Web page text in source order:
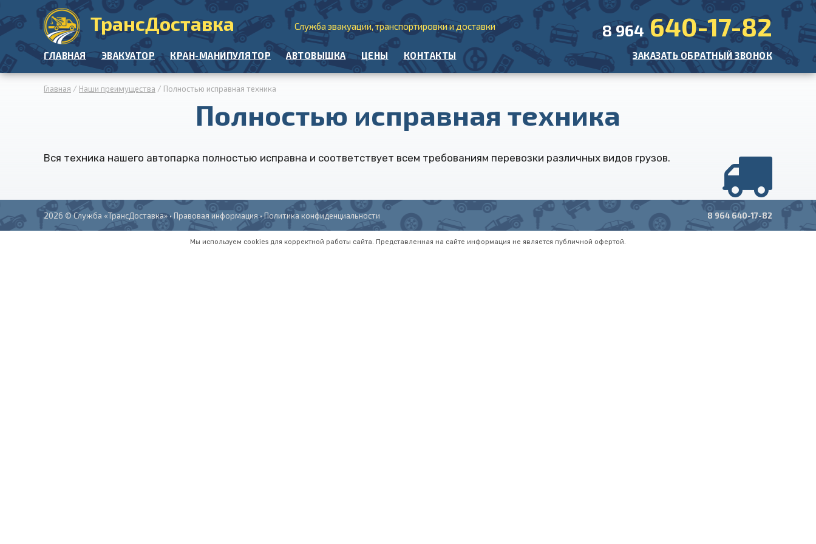
ТрансДоставка Служба эвакуации, транспортировки и доставки 8 964 640-17-82
ГЛАВНАЯ ЭВАКУАТОР КРАН-МАНИПУЛЯТОР АВТОВЫШКА ЦЕНЫ КОНТАКТЫ ЗАКАЗАТЬ ОБРАТНЫЙ ЗВОНОК
Главная / Наши преимущества / Полностью исправная техника
Полностью исправная техника
Вся техника нашего автопарка полностью исправна и соответствует всем требованиям перевозки различных видов грузов.
2026 ©Служба «ТрансДоставка»• Правовая информация•Политика конфиденциальности 8 964 640-17-82
Мы используем cookies для корректной работы сайта. Представленная на сайте информация не является публичной офертой.